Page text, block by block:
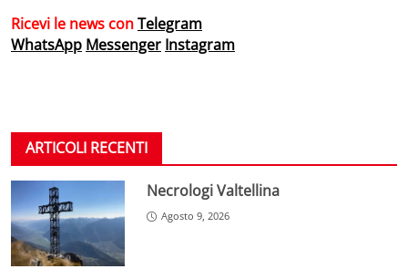
Ricevi le news conTelegram
WhatsApp Messenger Instagram
ARTICOLI RECENTI
Necrologi Valtellina
Agosto 9, 2026